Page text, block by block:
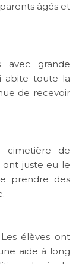
âgés et
avec grande
abite toute la
de recevoir
cimetière de
ont juste eu le
prendre des
élèves ont
aide à long